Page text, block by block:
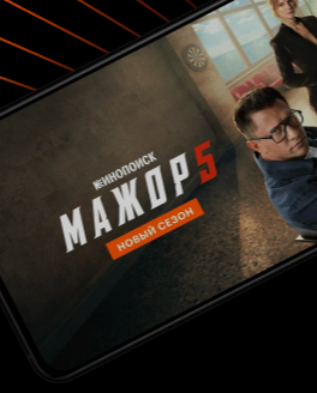
мелодия сопровождает эту
сцену. Затем еще долго в памяти
ползающие в грязи и утыканные
воины, наложницы, убивающие
солдат, держащий в собственной
свою руку…отрубленную мечом. А
от душевной боли лицо старшего
неподвижно сидящего посреди
замка, является апогеем
вокруг ада. Куросава, пожалуй, наилучшим
образом проиллюстрировал
злодеяний. Блуждая по замку,
собственноручно разрушенному
великий князь Хидэтору задается
зачем же он это сделал? Все те
сваливаются на голову старика в
повествования, лишь следствие его
собственной политики, не